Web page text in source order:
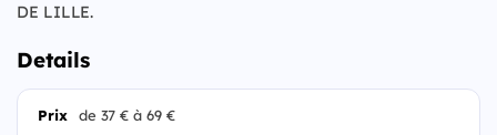
DE LILLE.
Details
Prix de 37 € à 69 €